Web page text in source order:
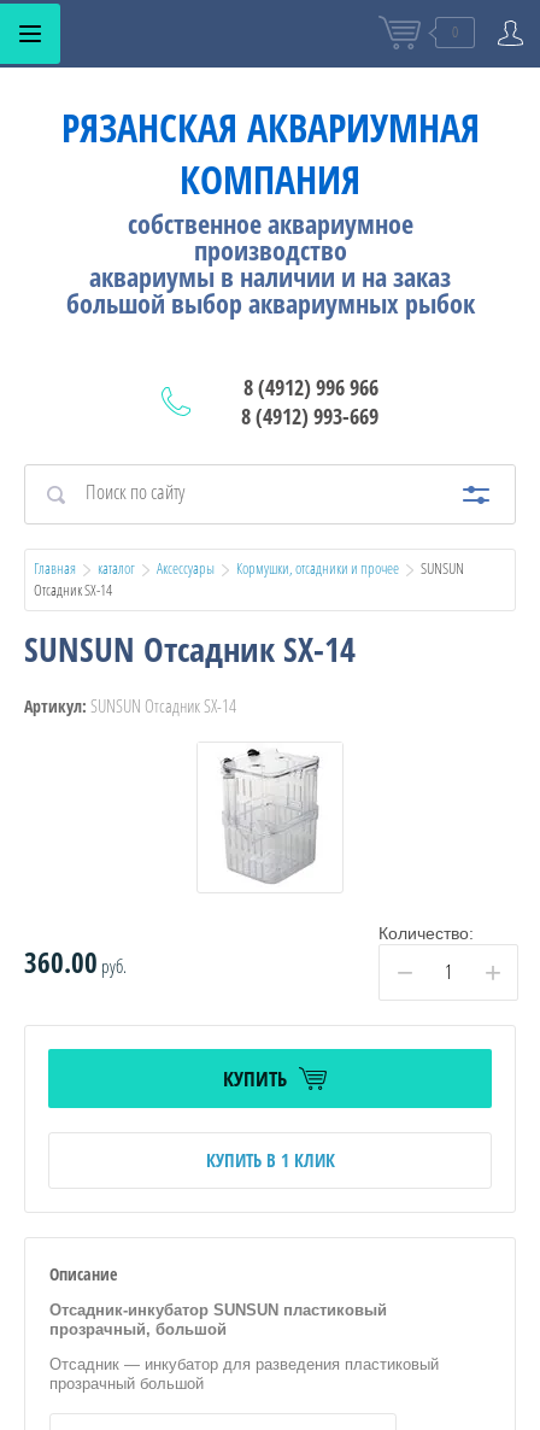
0
РЯЗАНСКАЯ АКВАРИУМНАЯ
КОМПАНИЯ
собственное аквариумное
производство
аквариумы в наличии и на заказ
большой выбор аквариумных рыбок
8 (4912) 996 966
8 (4912) 993-669
Главная каталог Аксессуары Кормушки, отсадники и прочее
  SUNSUN
Отсадник SX-14
SUNSUN Отсадник SX-14
Артикул: SUNSUN Отсадник SX-14
360.00 руб.
Количество:
− +
КУПИТЬ
КУПИТЬ В 1 КЛИК
Описание
Отсадник-инкубатор SUNSUN пластиковый
прозрачный, большой
Отсадник — инкубатор для разведения пластиковый
прозрачный большой